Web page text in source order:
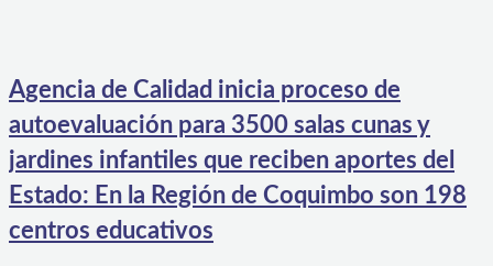
Agencia de Calidad inicia proceso de
autoevaluación para 3500 salas cunas y
jardines infantiles que reciben aportes del
Estado: En la Región de Coquimbo son 198
centros educativos